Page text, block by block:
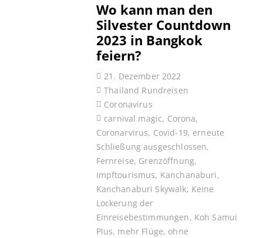
Wo kann man den
Silvester Countdown
2023 in Bangkok
feiern?
21. Dezember 2022
Thailand Rundreisen
Coronavirus
carnival magic, Corona,
Coronarvirus, Covid-19, erneute
Schließung ausgeschlossen,
Fernreise, Grenzöffnung,
Impftourismus, Kanchanaburi,
Kanchanaburi Skywalk, Keine
Lockerung der
Einreisebestimmungen, Koh Samui
Plus, mehr Flüge, ohne